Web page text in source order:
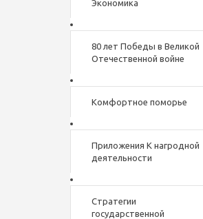
Экономика
80 лет Победы в Великой
Отечественной войне
Комфортное поморье
Приложения К нагродной
деятельности
Стратегии
государственной